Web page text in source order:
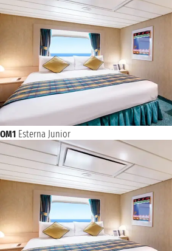
OM1 Esterna Junior